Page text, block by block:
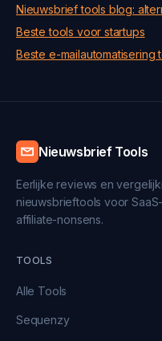
Nieuwsbrief tools blog:
Beste tools voor startups
Beste e-mailautomatisering
Nieuwsbrief Tools
Eerlijke reviews en
nieuwsbrieftools voor
affiliate-nonsens.
TOOLS
Alle Tools
Sequenzy